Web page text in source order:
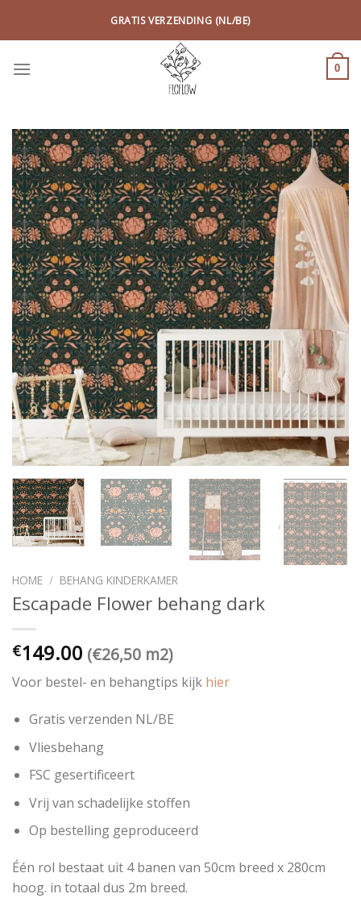
GRATIS VERZENDING (NL/BE)
0
HOME / BEHANG KINDERKAMER
Escapade Flower behang dark
€149.00 (€26,50 m2)
Voor bestel- en behangtips kijk hier
Gratis verzenden NL/BE
Vliesbehang
FSC gesertificeert
Vrij van schadelijke stoffen
Op bestelling geproduceerd
Één rol bestaat uit 4 banen van 50cm breed x 280cm
hoog. in totaal dus 2m breed.